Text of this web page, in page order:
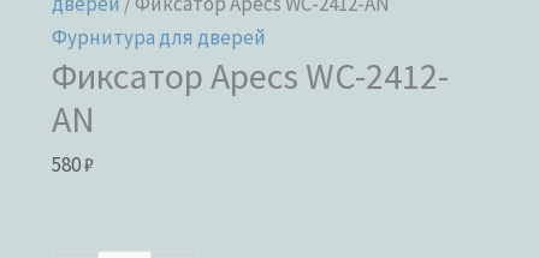
Фурнитура для дверей
Фиксатор Apecs WC-2412-
AN
580₽